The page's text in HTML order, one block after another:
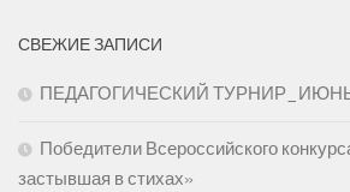
СВЕЖИЕ ЗАПИСИ
ПЕДАГОГИЧЕСКИЙ
Победители Всероссийского
застывшая в стихах»